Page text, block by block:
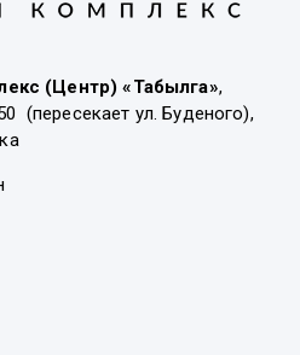
(Центр) «Табылга»,
(пересекает ул. Буденого),